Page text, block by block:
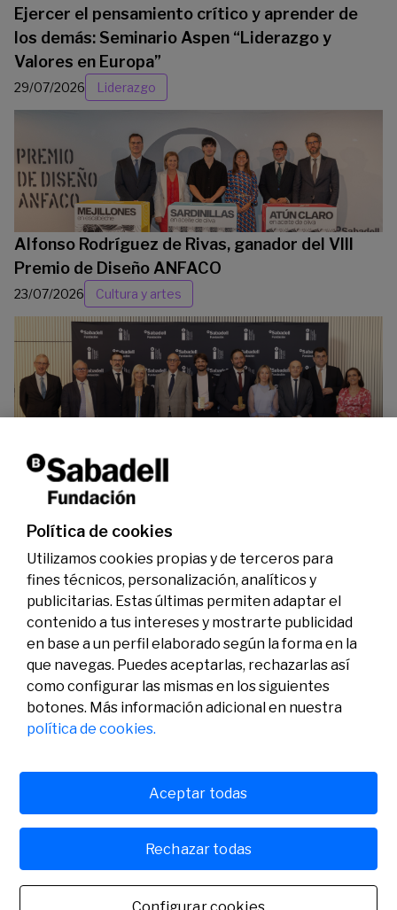
Ejercer el pensamiento crítico y aprender de
los demás: Seminario Aspen “Liderazgo y
Valores en Europa”
29/07/2026 Liderazgo
Alfonso Rodríguez de Rivas, ganador del VIII
Premio de Diseño ANFACO
23/07/2026 Cultura y artes
La Fundación Banco Sabadell reconoce a dos
investigadores en los ámbitos de la edición del
genoma y la energía limpia
07/07/2026 Premios
Legal
Aviso legal
Política de privacidad
Actividad
Convocatorias
Premios
Social
© Fundación Banco Sabadell 2024 todos los derechos
Política de cookies
Utilizamos cookies propias y de terceros para
fines técnicos, personalización, analíticos y
publicitarias. Estas últimas permiten adaptar el
contenido a tus intereses y mostrarte publicidad
en base a un perfil elaborado según la forma en la
que navegas. Puedes aceptarlas, rechazarlas así
como configurar las mismas en los siguientes
botones. Más información adicional en nuestra
política de cookies.
Rechazar todas
Aceptar todas